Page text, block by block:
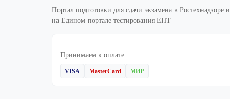
Портал подготовки для сдачи экзамена в Ростехнадзоре и
на Едином портале тестирования ЕПТ
Принимаем к оплате:
VISA MasterCard МИР